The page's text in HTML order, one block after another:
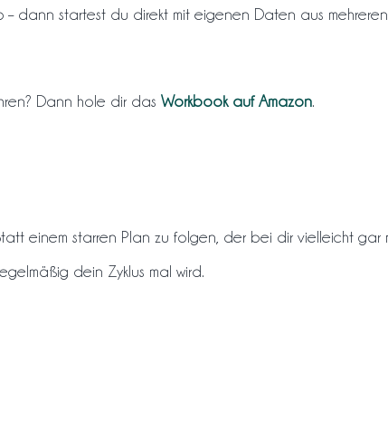
dann startest du direkt mit eigenen Daten aus
Dann hole dir das Workbook auf Amazon.
einem starren Plan zu folgen, der bei dir vielleicht gar
dein Zyklus mal wird.